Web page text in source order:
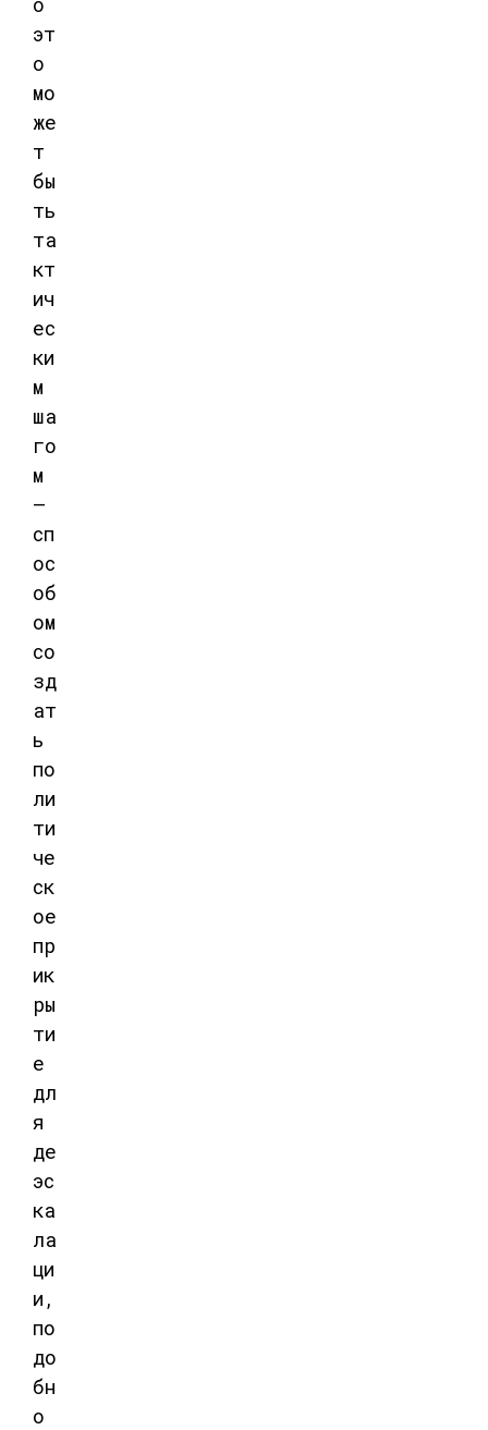
эт
о
мо
же
т
бы
ть
та
кт
ич
ес
ки
м
ша
го
м
—
сп
ос
об
ом
со
зд
ат
ь
по
ли
ти
че
ск
ое
пр
ик
ры
ти
е
дл
я
де
эс
ка
ла
ци
и,
по
до
бн
о